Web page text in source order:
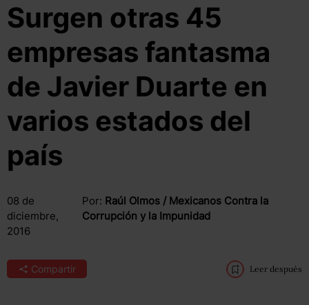
Surgen otras 45
empresas fantasma
de Javier Duarte en
varios estados del
país
08 de
diciembre,
2016
Por: Raúl Olmos / Mexicanos Contra la
Corrupción y la Impunidad
Compartir Leer después